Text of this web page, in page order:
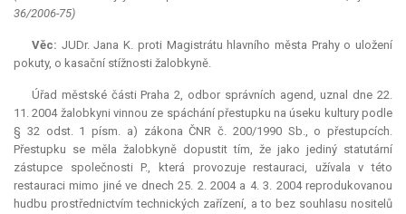
36/2006-75)
Věc: JUDr. Jana K. proti Magistrátu hlavního města Prahy o uložení
pokuty, o kasační stížnosti žalobkyně.
Úřad městské části Praha 2, odbor správních agend, uznal dne 22.
11. 2004 žalobkyni vinnou ze spáchání přestupku na úseku kultury podle
§ 32 odst. 1 písm. a) zákona ČNR č. 200/1990 Sb., o přestupcích.
Přestupku se měla žalobkyně dopustit tím, že jako jediný statutární
zástupce společnosti P., která provozuje restauraci, užívala v této
restauraci mimo jiné ve dnech 25. 2. 2004 a 4. 3. 2004 reprodukovanou
hudbu prostřednictvím technických zařízení, a to bez souhlasu nositelů